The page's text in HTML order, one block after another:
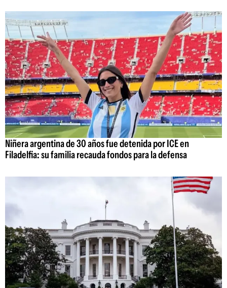
Niñera argentina de 30 años fue detenida por ICE en
Filadelfia: su familia recauda fondos para la defensa